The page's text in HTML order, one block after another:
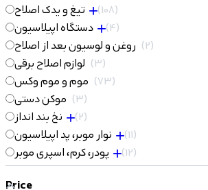
تیغ و یدک اصلاح
108
دستگاه اپیلاسیون
4
روغن و لوسیون بعد از اصلاح 2
لوازم اصلاح برقی 3
موم و موم وکس 73
موکن دستی 3
نخ بند انداز
2
نوار موبر، پد اپیلاسیون
11
پودر، کرم، اسپری موبر
12
Price